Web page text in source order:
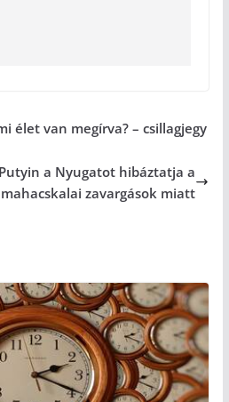
élet van megírva? – csillagjegy
a Nyugatot hibáztatja a
mahacskalai zavargások miatt